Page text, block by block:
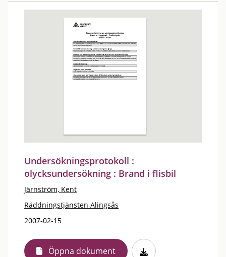
Undersökningsprotokoll :
olycksundersökning : Brand i flisbil
Järnström, Kent
Räddningstjänsten Alingsås
2007-02-15
Öppna dokument